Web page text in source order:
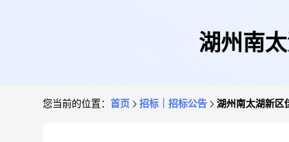
湖州南
您当前的位置： 首页 招标｜招标公告 湖州南太湖新区